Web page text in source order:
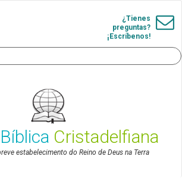
¿Tienes
preguntas?
¡Escríbenos!
Cristadelfiana
estabelecimento do Reino de Deus na Terra